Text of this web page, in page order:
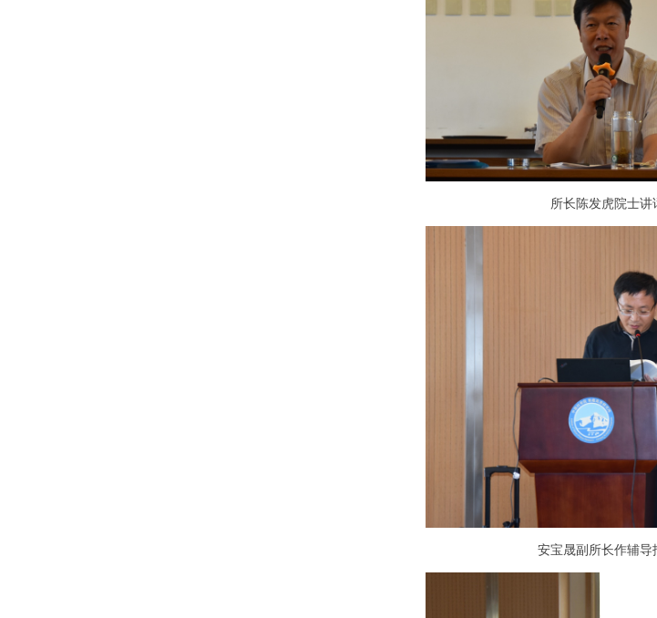
所长陈发虎院士讲
安宝晟副所长作辅导